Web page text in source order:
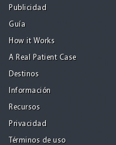
Publicidad
Guía
How it Works
A Real Patient Case
Destinos
Información
Recursos
Privacidad
Términos de uso